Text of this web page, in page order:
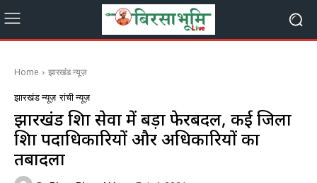
Home झारखंड न्यूज़
झारखंड न्यूज़ रांची न्यूज़
झारखंड शिक्षा सेवा में बड़ा फेरबदल, कई जिला
शिक्षा पदाधिकारियों और अधिकारियों का
तबादला